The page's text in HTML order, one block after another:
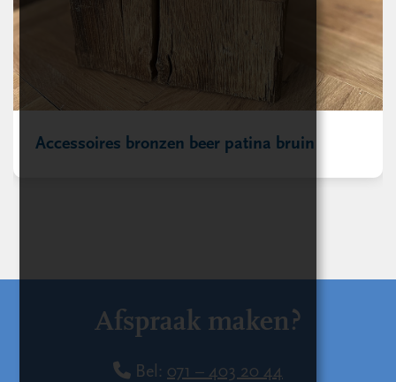
Accessoires bronzen beer patina bruin
Afspraak maken?
Bel: 071 – 403 20 44